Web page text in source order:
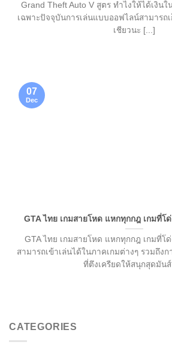
Grand Theft Auto V สูตร ทำไงให้ได้เงินใ
เฉพาะปัจจุบันการเล่นแบบออฟไลน์สามารถ
เชียวนะ [...]
GTA ไทย เกมสายโหด แหกทุกกฎ เกมที่โ
GTA ไทย เกมสายโหด แหกทุกกฎ เกมที่โ
สามารถเข้าเล่นได้ในภาคเกมต่างๆ รวมถึง
ที่ตึงเครียดให้สนุกสุดมันส์
07
Dec
CATEGORIES